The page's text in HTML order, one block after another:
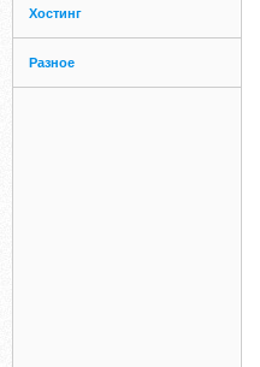
Хостинг
Разное